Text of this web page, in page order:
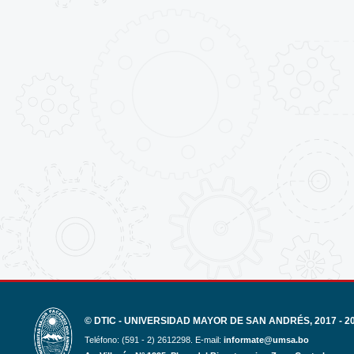
© DTIC - UNIVERSIDAD MAYOR DE SAN ANDRÉS, 2017 -
Teléfono: (591 - 2) 2612298. E-mail: informate@umsa.bo